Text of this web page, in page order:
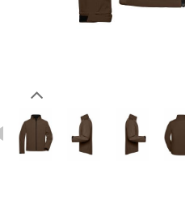
Voudriez-vous acheter des